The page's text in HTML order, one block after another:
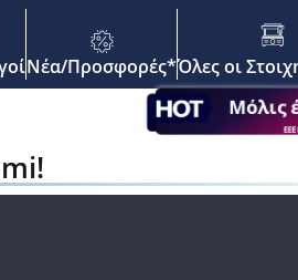
Νέα/Προσφορές*Όλες οι
Μόλις